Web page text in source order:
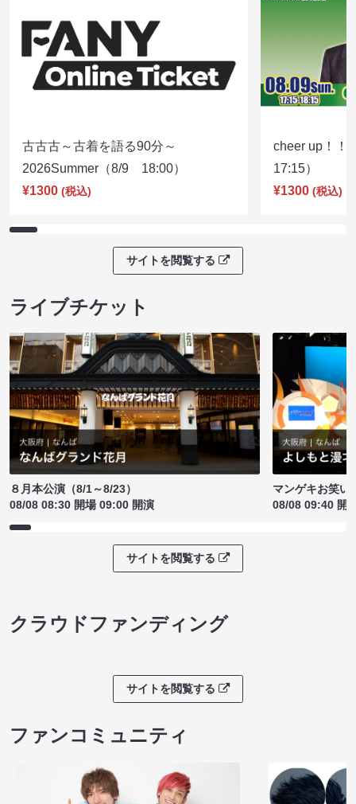
古古古～古着を語る90分～
2026Summer（8/9 18:00）
¥1300 (税込)
cheer up！
17:15）
¥1300 (税込)
サイトを閲覧する
ライブチケット
８月本公演（8/1～8/23）
08/08 08:30 開場 09:00 開演
マンゲキお笑い
08/08 09:40 開
サイトを閲覧する
クラウドファンディング
サイトを閲覧する
ファンコミュニティ